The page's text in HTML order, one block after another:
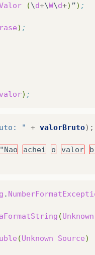
(\d+\W\d+) ”) ;
) ;
valor) ;
" + valorBruto);
achei o valor
.
(Unknown
(Unknown Source)